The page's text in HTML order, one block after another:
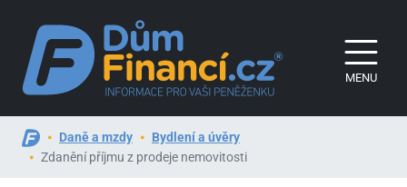
MENU
Daně a mzdy
Bydlení a úvěry
Zdanění příjmu z prodeje nemovitosti